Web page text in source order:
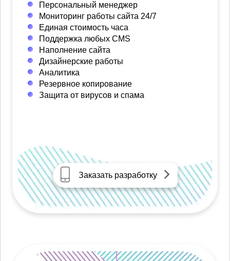
Персональный менеджер
Мониторинг работы сайта 24/7
Единая стоимость часа
Поддержка любых CMS
Наполнение сайта
Дизайнерские работы
Аналитика
Резервное копирование
Защита от вирусов и спама
Заказать разработку